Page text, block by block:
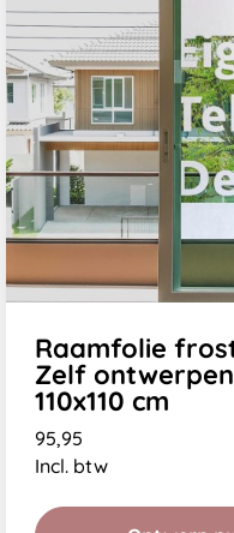
Raamfolie
Zelf ontwerpen
110x110 cm
95,95
Incl. btw